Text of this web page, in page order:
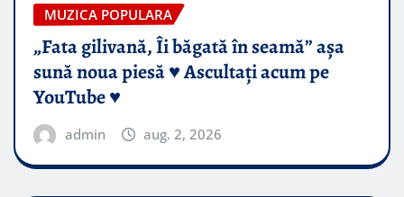
MUZICA POPULARA
„Fata gilivană, Îi băgată în seamă” așa
sună noua piesă ♥️ Ascultați acum pe
YouTube ♥️
admin aug. 2, 2026